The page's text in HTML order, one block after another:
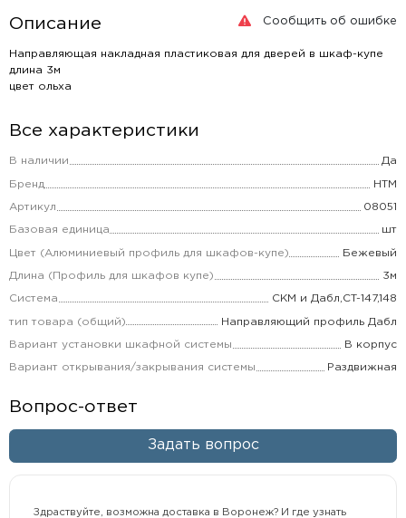
Сообщить об ошибке
Описание
Направляющая накладная пластиковая для дверей в шкаф-купе
длина 3м
цвет ольха
Все характеристики
В наличии Да
Бренд НТМ
Артикул 08051
Базовая единица шт
Цвет (Алюминиевый профиль для шкафов-купе) Бежевый
Длина (Профиль для шкафов купе) 3м
Система СКМ и Дабл,CT-147,148
тип товара (общий) Направляющий профиль Дабл
Вариант установки шкафной системы В корпус
Вариант открывания/закрывания системы Раздвижная
Вопрос-ответ
Задать вопрос
Здраствуйте, возможна доставка в Воронеж? И где узнать